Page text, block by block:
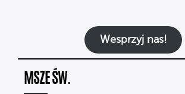
Wesprzyj nas!
MSZE ŚW.